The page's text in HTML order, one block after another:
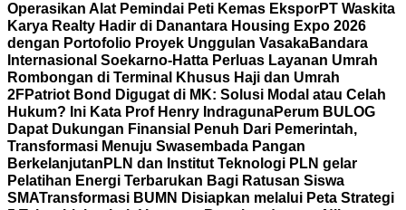
Operasikan Alat Pemindai Peti Kemas EksporPT Waskita
Karya Realty Hadir di Danantara Housing Expo 2026
dengan Portofolio Proyek Unggulan VasakaBandara
Internasional Soekarno-Hatta Perluas Layanan Umrah
Rombongan di Terminal Khusus Haji dan Umrah
2FPatriot Bond Digugat di MK: Solusi Modal atau Celah
Hukum? Ini Kata Prof Henry IndragunaPerum BULOG
Dapat Dukungan Finansial Penuh Dari Pemerintah,
Transformasi Menuju Swasembada Pangan
Berkelanjutan PLN dan Institut Teknologi PLN gelar
Pelatihan Energi Terbarukan Bagi Ratusan Siswa
SMATransformasi BUMN Disiapkan melalui Peta Strategi